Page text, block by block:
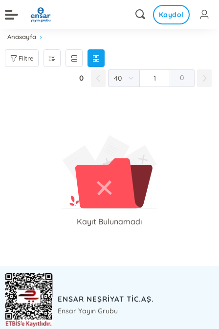
Kaydol
Anasayfa
Filtre
0 0
Kayıt Bulunamadı
ENSAR NEŞRİYAT TİC.AŞ.
Ensar Yayın Grubu